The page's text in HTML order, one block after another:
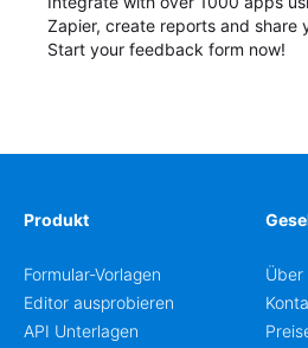
Zapier, create reports and share
Start your feedback form now!
Produkt
Formular-Vorlagen
Editor ausprobieren
API Unterlagen
Über